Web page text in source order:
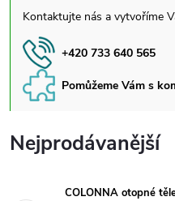
Kontaktujte nás a vytvoříme
+420 733 640 565
Pomůžeme Vám s
Nejprodávanější
COLONNA otopné